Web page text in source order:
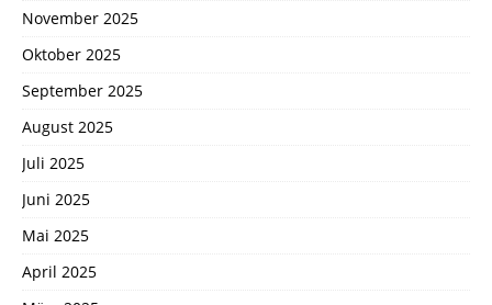
November 2025
Oktober 2025
September 2025
August 2025
Juli 2025
Juni 2025
Mai 2025
April 2025